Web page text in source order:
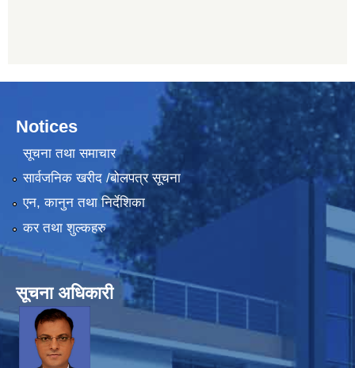
Notices
सूचना तथा समाचार
सार्वजनिक खरीद /बोलपत्र सूचना
एन, कानुन तथा निर्देशिका
कर तथा शुल्कहरु
सूचना अधिकारी